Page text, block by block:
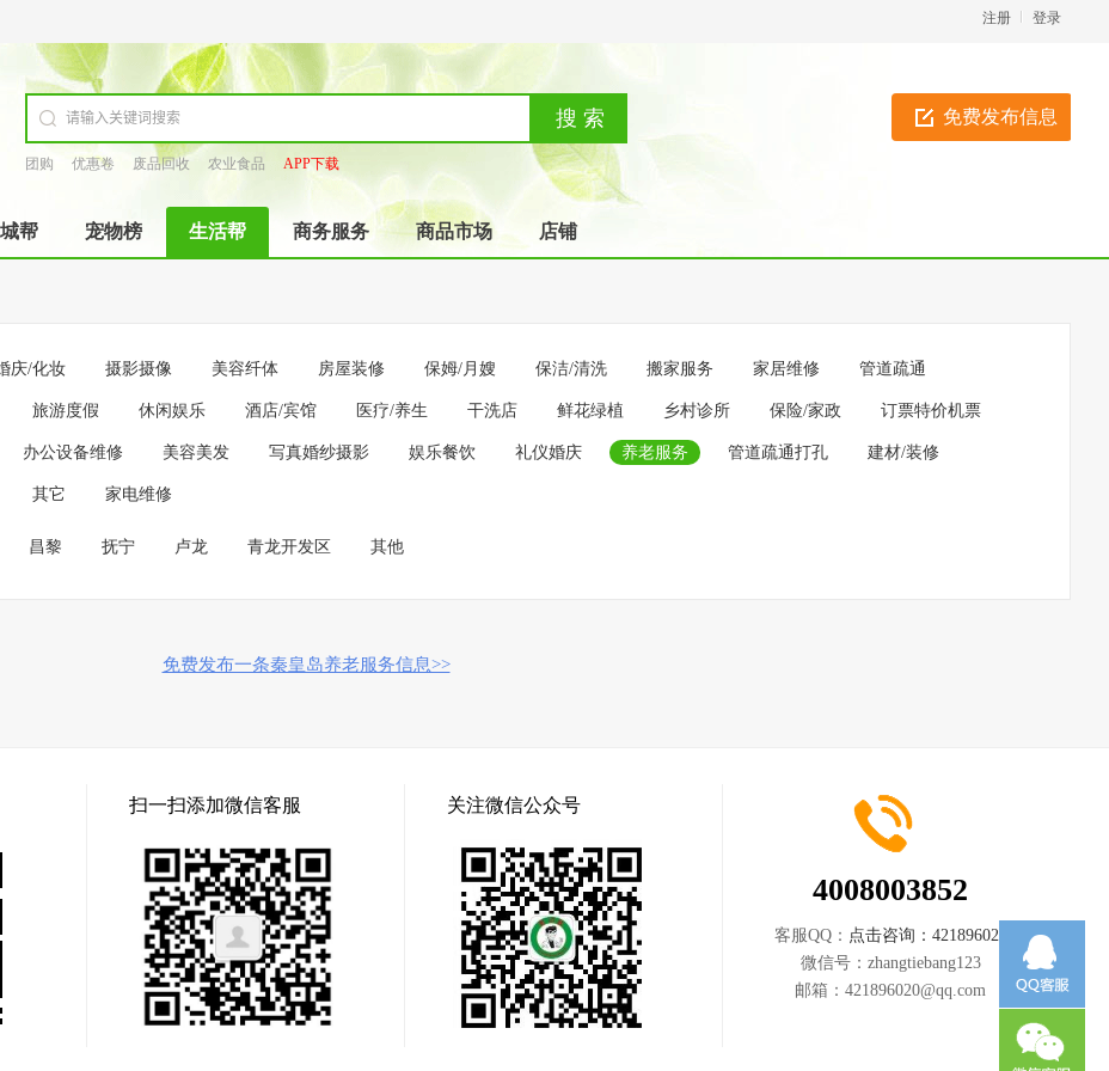
登录
注册
免费发布信息
团购
优惠卷 废品回收 农业食品 APP下载
帮 宠物榜 生活帮 商务服务 商品市场 店铺
庆/化妆 摄影摄像 美容纤体 房屋装修 保姆/月嫂 保洁/清洗 搬家服务 家居维修 管道疏通
旅游度假 休闲娱乐 酒店/宾馆 医疗/养生 干洗店 鲜花绿植 乡村诊所 保险/家政 订票特价机票
办公设备维修 美容美发 写真婚纱摄影 娱乐餐饮 礼仪婚庆 养老服务 管道疏通打孔 建材/装修
其它 家电维修
昌黎 抚宁 卢龙 青龙开发区 其他
免费发布一条秦皇岛养老服务信息>>
扫一扫添加微信客服 关注微信公众号
4008003852
客服QQ： 点击咨询：421896020
微信号： zhangtiebang123
邮箱： 421896020@qq.com